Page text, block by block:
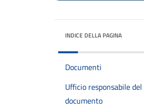
INDICE DELLA PAGINA
Documenti
Ufficio responsabile del
documento